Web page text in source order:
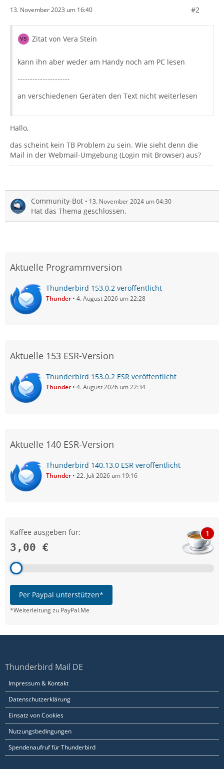
13. November 2023 um 16:40 #2
Zitat von Vera Stein
kann ihn aber weder am Handy noch am PC lesen
---------------------
an verschiedenen Geräten den Text nicht weiterlesen
Hallo,
das scheint kein TB Problem zu sein. Wie sieht denn die
Mail in der Webmail-Umgebung (Login mit Browser) aus?
Community-Bot 13. November 2024 um 04:30
Hat das Thema geschlossen.
Aktuelle Programmversion
Thunderbird 153.0.2 veröffentlicht
Thunder 4. August 2026 um 22:28
Aktuelle 153 ESR-Version
Thunderbird 153.0.2 ESR veröffentlicht
Thunder 4. August 2026 um 22:34
Aktuelle 140 ESR-Version
Thunderbird 140.13.0 ESR veröffentlicht
Thunder 22. Juli 2026 um 19:16
Kaffee ausgeben für:
3,00 €
1
Per Paypal unterstützen*
*Weiterleitung zu PayPal.Me
Thunderbird Mail DE
Impressum & Kontakt
Datenschutzerklärung
Einsatz von Cookies
Nutzungsbedingungen
Spendenaufruf für Thunderbird